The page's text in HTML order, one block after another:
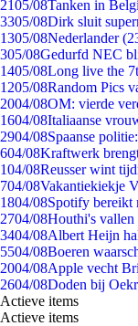
2105/08Tanken in
3305/08Dirk sluit
1305/08Nederlander
305/08Gedurfd NEC
1405/08Long live the
1205/08Random Pics
2004/08OM: vierde
1604/08Italiaanse
2904/08Spaanse
604/08Kraftwerk
104/08Reusser wint
704/08Vakantiekiekje
1804/08Spotify bereikt
2704/08Houthi's vallen
3404/08Albert Heijn
5504/08Boeren
2004/08Apple vecht
2604/08Doden bij
Actieve items
Actieve items